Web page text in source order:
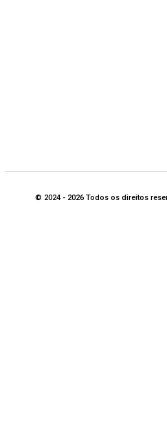
© 2024 - 2026 Todos os direitos